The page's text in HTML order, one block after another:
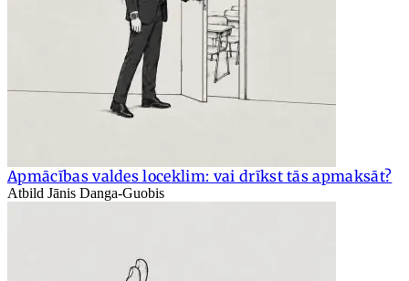
Apmācības valdes loceklim: vai drīkst tās apmaksāt?
Atbild Jānis Danga-Guobis